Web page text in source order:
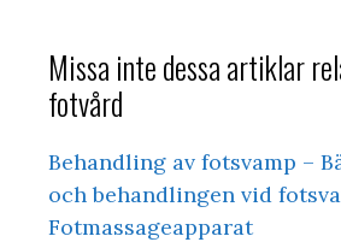
Missa inte dessa artiklar
fotvård
Behandling av fotsvamp –
och behandlingen vid
Fotmassageapparat